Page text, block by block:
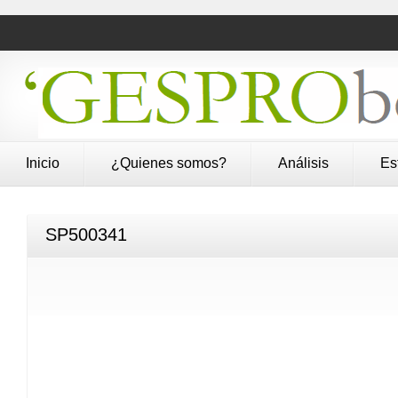
Inicio ¿Quienes somos? Análisis
SP500341